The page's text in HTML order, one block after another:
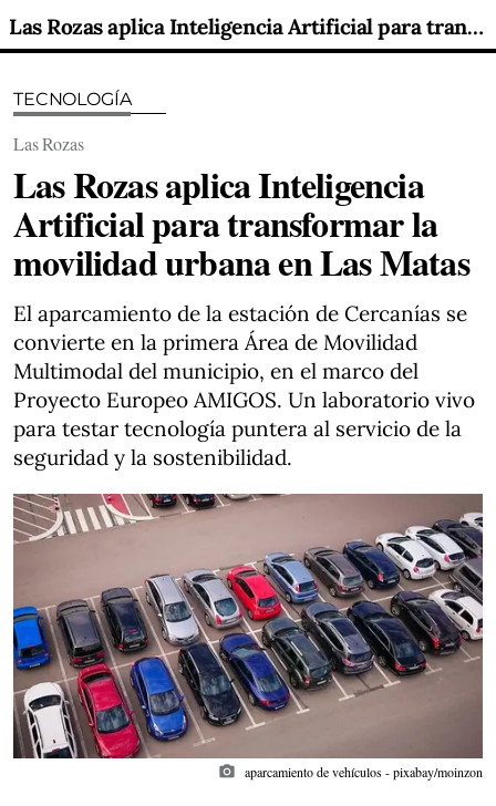
Las Rozas aplica Inteligencia Artificial para transformar la movilidad urbana en Las Matas
TECNOLOGÍA
Las Rozas
Las Rozas aplica Inteligencia
Artificial para transformar la
movilidad urbana en Las Matas
El aparcamiento de la estación de Cercanías se
convierte en la primera Área de Movilidad
Multimodal del municipio, en el marco del
Proyecto Europeo AMIGOS. Un laboratorio vivo
para testar tecnología puntera al servicio de la
seguridad y la sostenibilidad.
photo_camera aparcamiento de vehículos - pixabay/moinzon